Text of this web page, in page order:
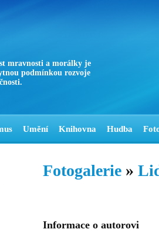
mravnosti a morálky je
podmínkou rozvoje
Umění Knihovna Hudba
Fotogalerie »
Informace o autorovi